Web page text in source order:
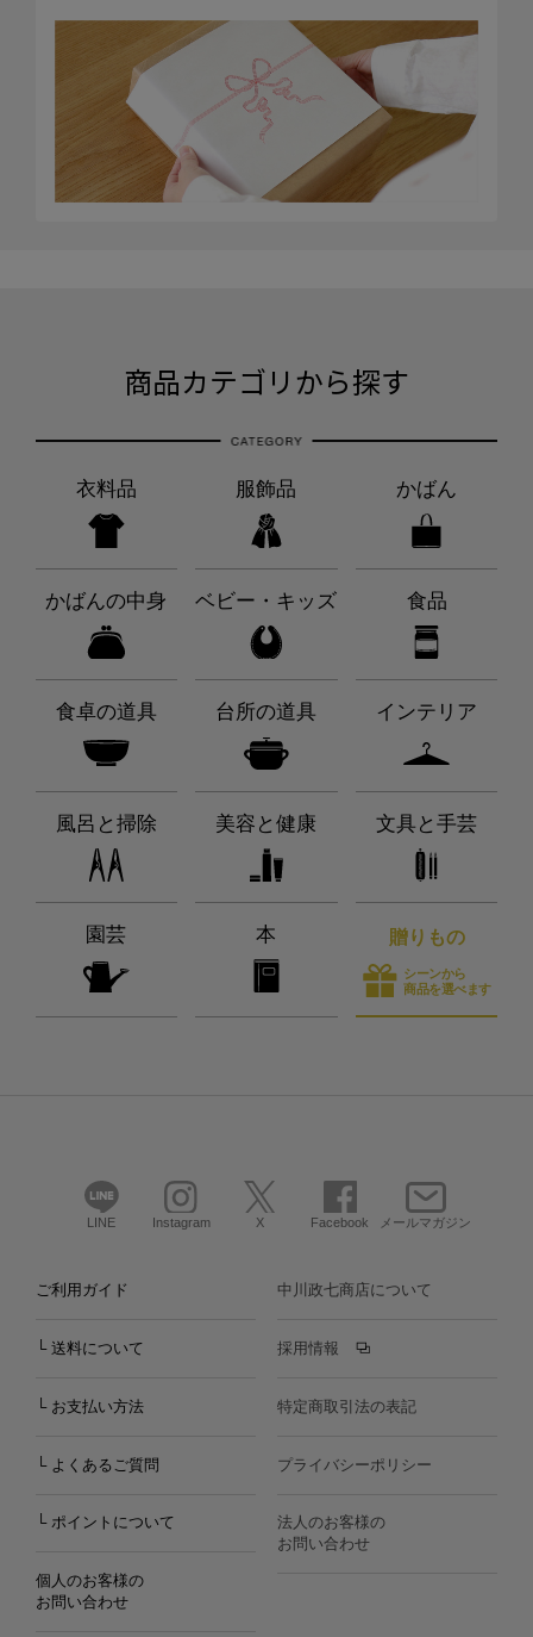
商品カテゴリから探す
衣料品 服飾品 かばん
かばんの中身 ベビー・キッズ 食品
食卓の道具 台所の道具 インテリア
風呂と掃除 美容と健康 文具と手芸
園芸 本 贈りもの
シーンから
商品を選べます
LINE Instagram X Facebook メールマガジン
ご利用ガイド
└ 送料について
└ お支払い方法
└ よくあるご質問
└ ポイントについて
個人のお客様の
お問い合わせ
中川政七商店について
採用情報
特定商取引法の表記
プライバシーポリシー
法人のお客様の
お問い合わせ